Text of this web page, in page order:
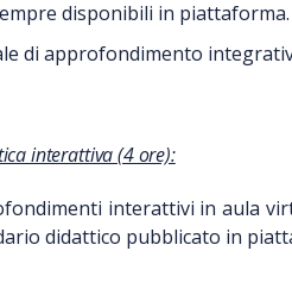
disponibili in piattaforma.
di approfondimento
interattiva (4 ore):
interattivi in aula
didattico pubblicato in